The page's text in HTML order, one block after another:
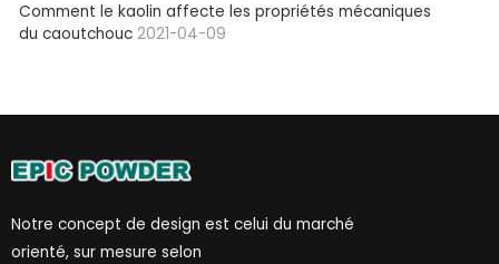
Comment le kaolin affecte les propriétés mécaniques
du caoutchouc 2021-04-09
Notre concept de design est celui du marché
orienté, sur mesure selon